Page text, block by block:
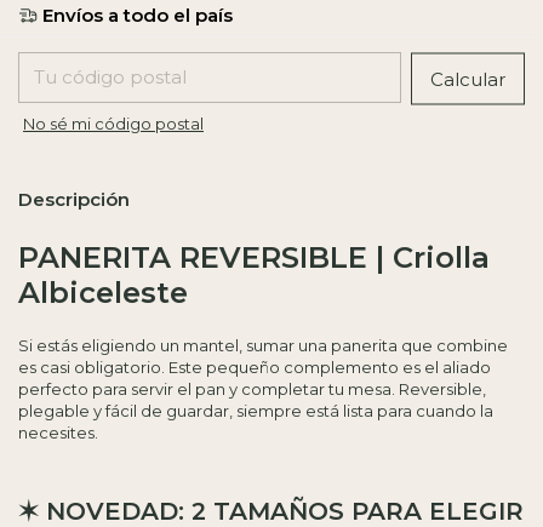
Entregas para el CP:
Calcular
No sé mi código postal
Descripción
PANERITA REVERSIBLE | Criolla
Albiceleste
Si estás eligiendo un mantel, sumar una panerita que combine
es casi obligatorio. Este pequeño complemento es el aliado
perfecto para servir el pan y completar tu mesa. Reversible,
plegable y fácil de guardar, siempre está lista para cuando la
necesites.
✶ NOVEDAD: 2 TAMAÑOS PARA ELEGIR